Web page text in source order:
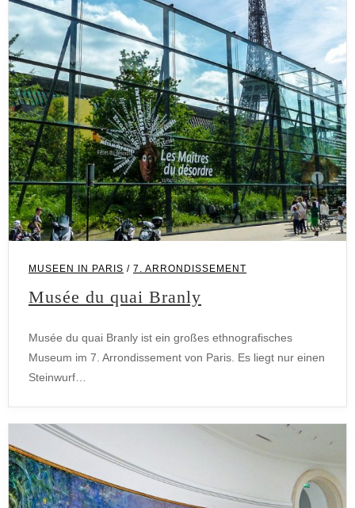
MUSEEN IN PARIS / 7. ARRONDISSEMENT
Musée du quai Branly
Musée du quai Branly ist ein großes ethnografisches
Museum im 7. Arrondissement von Paris. Es liegt nur einen
Steinwurf…